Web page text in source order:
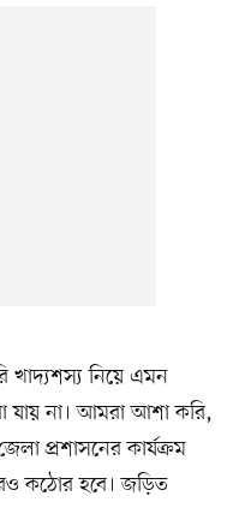
খাদ্যশস্য নিয়ে এমন
যায় না। আমরা আশা করি,
প্রশাসনের কার্যক্রম
কঠোর হবে। জড়িত